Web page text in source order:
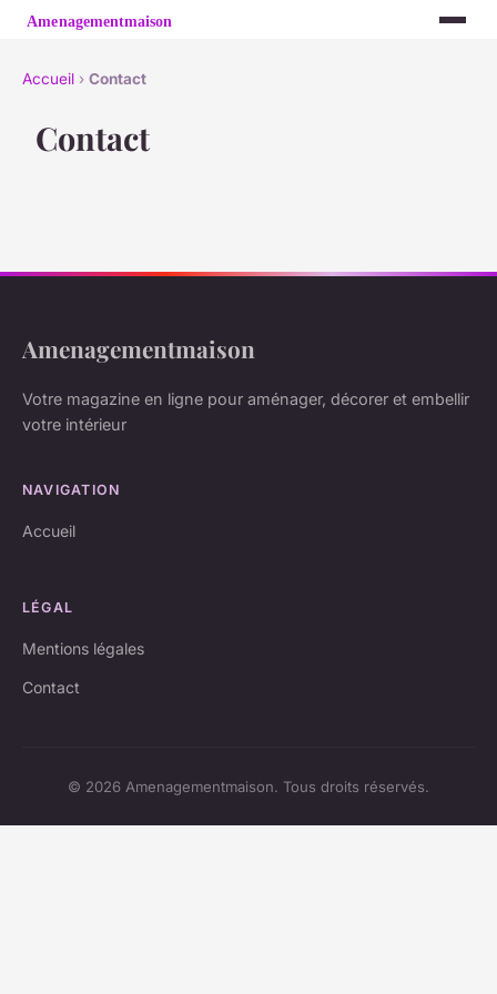
Accueil › Contact
Contact
Amenagementmaison
Votre magazine en ligne pour aménager, décorer et embellir
votre intérieur
NAVIGATION
Accueil
LÉGAL
Mentions légales
Contact
© 2026 Amenagementmaison. Tous droits réservés.